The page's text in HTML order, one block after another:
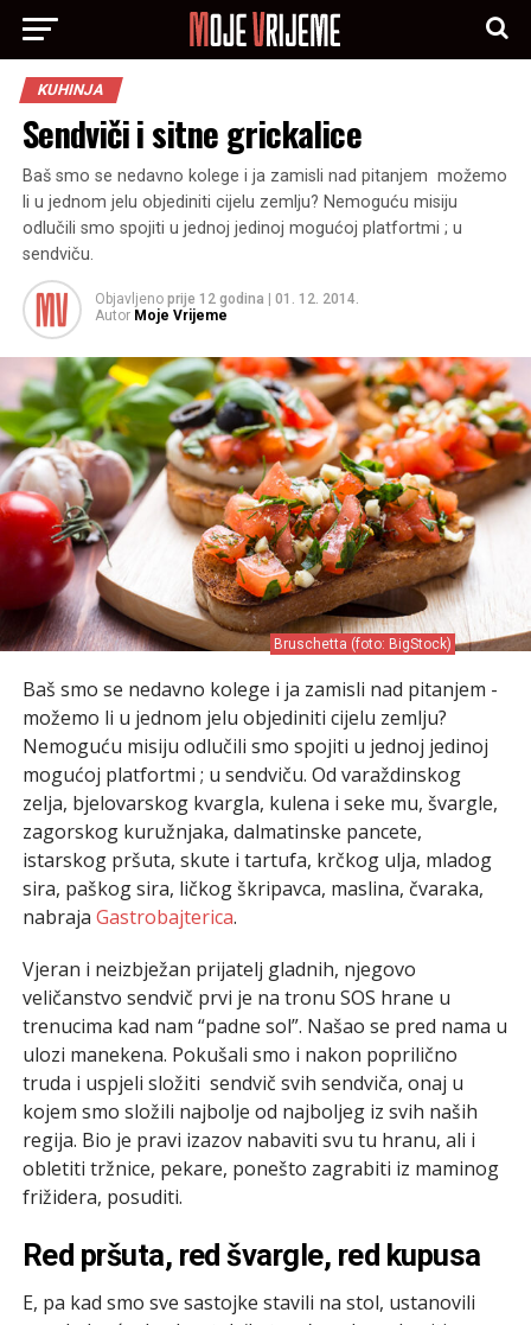
KUHINJA
Sendviči i sitne grickalice
Baš smo se nedavno kolege i ja zamisli nad pitanjem ­ možemo
li u jednom jelu objediniti cijelu zemlju? Nemoguću misiju
odlučili smo spojiti u jednoj jedinoj mogućoj platfortmi ; u
sendviču.
Objavljeno prije 12 godina
01. 12. 2014.
Autor Moje Vrijeme
Bruschetta (foto: BigStock)
Baš smo se nedavno kolege i ja zamisli nad pitanjem ­
možemo li u jednom jelu objediniti cijelu zemlju?
Nemoguću misiju odlučili smo spojiti u jednoj jedinoj
mogućoj platfortmi ; u sendviču. Od varaždinskog
zelja, bjelovarskog kvargla, kulena i seke mu, švargle,
zagorskog kuružnjaka, dalmatinske pancete,
istarskog pršuta, skute i tartufa, krčkog ulja, mladog
sira, paškog sira, ličkog škripavca, maslina, čvaraka,
nabraja Gastrobajterica.
Vjeran i neizbježan prijatelj gladnih, njegovo
veličanstvo sendvič prvi je na tronu SOS hrane u
trenucima kad nam “padne sol”. Našao se pred nama u
ulozi manekena. Pokušali smo i nakon poprilično
truda i uspjeli složiti ­ sendvič svih sendviča, onaj u
kojem smo složili najbolje od najboljeg iz svih naših
regija. Bio je pravi izazov nabaviti svu tu hranu, ali i
obletiti tržnice, pekare, ponešto zagrabiti iz maminog
frižidera, posuditi.
Red pršuta, red švargle, red kupusa
E, pa kad smo sve sastojke stavili na stol, ustanovili